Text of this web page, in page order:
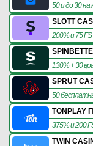
50 и до 30 на
SLOTT
200% и 75 FS
130% + 30
SPRUT
50
375% и 200
TWIN